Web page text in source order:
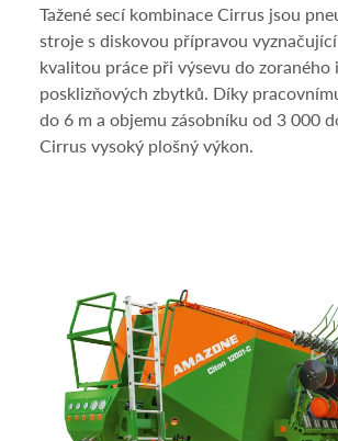
Tažené secí kombinace Cirrus jsou
stroje s diskovou přípravou
kvalitou práce při výsevu do zoraného
posklizňových zbytků. Díky
do 6 m a objemu zásobníku od 3 000
Cirrus vysoký plošný výkon.